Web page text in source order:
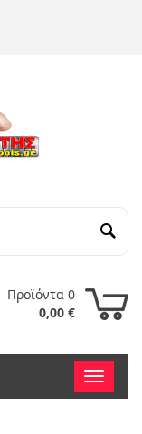
Προϊόντα 0
0,00 €
Toggle
nav